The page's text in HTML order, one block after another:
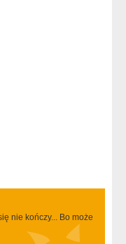
nie kończy... Bo może